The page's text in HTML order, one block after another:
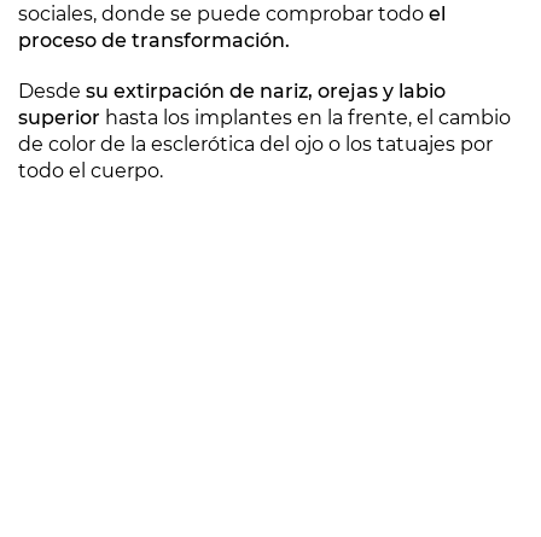
sociales, donde se puede comprobar todo el
proceso de transformación.
Desde su extirpación de nariz, orejas y labio
superior hasta los implantes en la frente, el cambio
de color de la esclerótica del ojo o los tatuajes por
todo el cuerpo.